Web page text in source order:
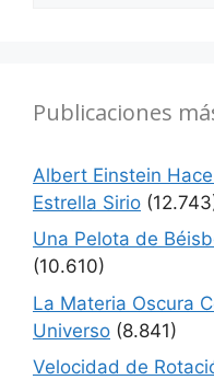
Publicaciones
Albert Einstein
Estrella Sirio
Una Pelota de
(10.610)
La Materia Oscura
Universo (8.841)
Velocidad de